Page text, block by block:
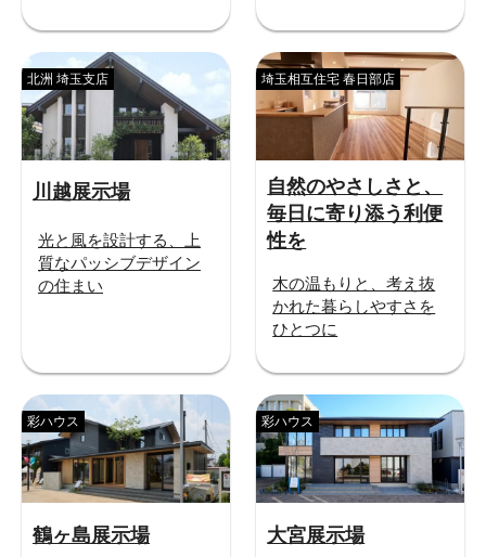
川越展示場
北洲 埼玉支店
光と風を設計する、上
質なパッシブデザイン
の住まい
自然のやさしさと、
毎日に寄り添う利便
性を
埼玉相互住宅 春日部店
木の温もりと、考え抜
かれた暮らしやすさを
ひとつに
鶴ヶ島展示場
彩ハウス
大宮展示場
彩ハウス